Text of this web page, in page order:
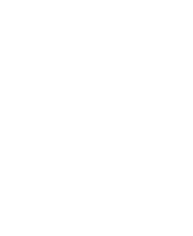
饰）那里
鞭挞了追金，虚荣等错误的观念